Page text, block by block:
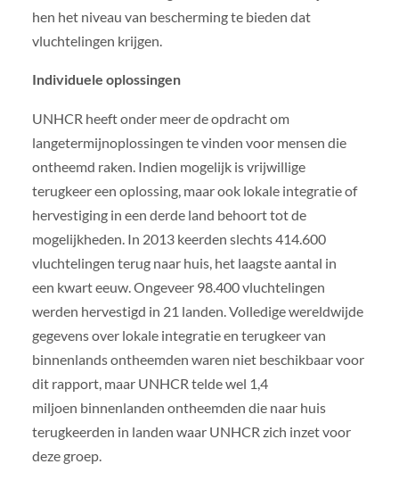
hen het niveau van bescherming te bieden dat
vluchtelingen krijgen.
Individuele oplossingen
UNHCR heeft onder meer de opdracht om
langetermijnoplossingen te vinden voor mensen die
ontheemd raken. Indien mogelijk is vrijwillige
terugkeer een oplossing, maar ook lokale integratie of
hervestiging in een derde land behoort tot de
mogelijkheden. In 2013 keerden slechts 414.600
vluchtelingen terug naar huis, het laagste aantal in
een kwart eeuw. Ongeveer 98.400 vluchtelingen
werden hervestigd in 21 landen. Volledige wereldwijde
gegevens over lokale integratie en terugkeer van
binnenlands ontheemden waren niet beschikbaar voor
dit rapport, maar UNHCR telde wel 1,4
miljoen binnenlanden ontheemden die naar huis
terugkeerden in landen waar UNHCR zich inzet voor
deze groep.